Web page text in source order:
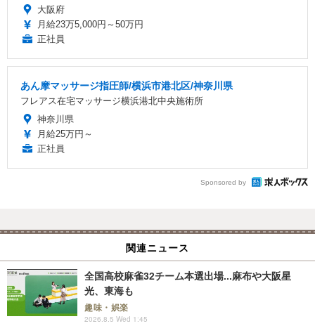
大阪府
月給23万5,000円～50万円
正社員
あん摩マッサージ指圧師/横浜市港北区/神奈川県
フレアス在宅マッサージ横浜港北中央施術所
神奈川県
月給25万円～
正社員
Sponsored by
関連ニュース
全国高校麻雀32チーム本選出場...麻布や大阪星
光、東海も
趣味・娯楽
2026.8.5 Wed 1:45